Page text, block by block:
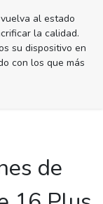
al estado
la calidad.
su dispositivo en
con los que más
de